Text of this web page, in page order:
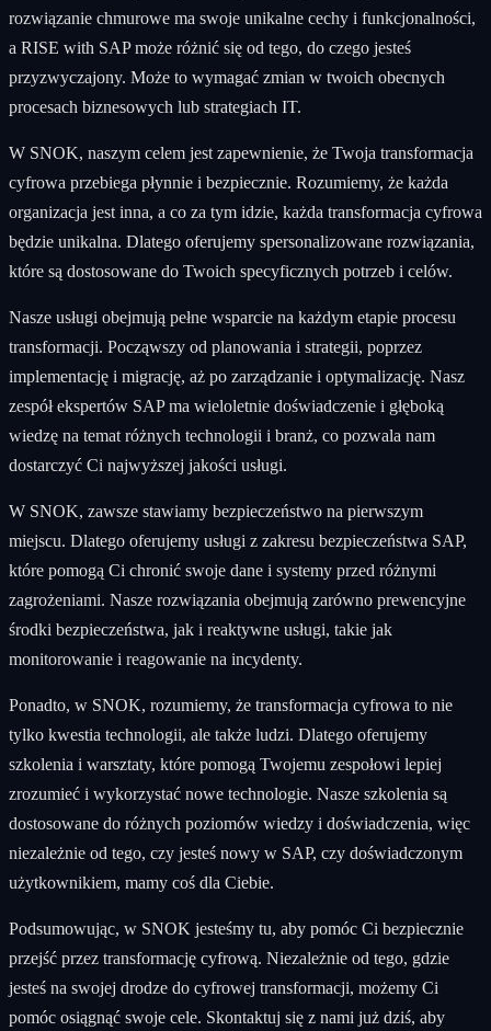
rozwiązanie chmurowe ma swoje unikalne cechy i funkcjonalności,
a RISE with SAP może różnić się od tego, do czego jesteś
przyzwyczajony. Może to wymagać zmian w twoich obecnych
procesach biznesowych lub strategiach IT.
W SNOK, naszym celem jest zapewnienie, że Twoja transformacja
cyfrowa przebiega płynnie i bezpiecznie. Rozumiemy, że każda
organizacja jest inna, a co za tym idzie, każda transformacja cyfrowa
będzie unikalna. Dlatego oferujemy spersonalizowane rozwiązania,
które są dostosowane do Twoich specyficznych potrzeb i celów.
Nasze usługi obejmują pełne wsparcie na każdym etapie procesu
transformacji. Począwszy od planowania i strategii, poprzez
implementację i migrację, aż po zarządzanie i optymalizację. Nasz
zespół ekspertów SAP ma wieloletnie doświadczenie i głęboką
wiedzę na temat różnych technologii i branż, co pozwala nam
dostarczyć Ci najwyższej jakości usługi.
W SNOK, zawsze stawiamy bezpieczeństwo na pierwszym
miejscu. Dlatego oferujemy usługi z zakresu bezpieczeństwa SAP,
które pomogą Ci chronić swoje dane i systemy przed różnymi
zagrożeniami. Nasze rozwiązania obejmują zarówno prewencyjne
środki bezpieczeństwa, jak i reaktywne usługi, takie jak
monitorowanie i reagowanie na incydenty.
Ponadto, w SNOK, rozumiemy, że transformacja cyfrowa to nie
tylko kwestia technologii, ale także ludzi. Dlatego oferujemy
szkolenia i warsztaty, które pomogą Twojemu zespołowi lepiej
zrozumieć i wykorzystać nowe technologie. Nasze szkolenia są
dostosowane do różnych poziomów wiedzy i doświadczenia, więc
niezależnie od tego, czy jesteś nowy w SAP, czy doświadczonym
użytkownikiem, mamy coś dla Ciebie.
Podsumowując, w SNOK jesteśmy tu, aby pomóc Ci bezpiecznie
przejść przez transformację cyfrową. Niezależnie od tego, gdzie
jesteś na swojej drodze do cyfrowej transformacji, możemy Ci
pomóc osiągnąć swoje cele. Skontaktuj się z nami już dziś, aby